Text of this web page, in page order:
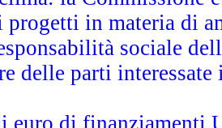
progetti in materia di
sociale
delle parti
euro di finanziamenti